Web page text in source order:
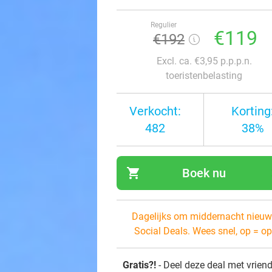
Regulier
€192 €119
Excl. ca. €3,95 p.p.p.n.
toeristenbelasting
Verkocht:
482
38%
shopping_cart Boek nu
Dagelijks om middernacht
Social Deals. Wees snel, op =
Gratis?! - Deel deze deal met